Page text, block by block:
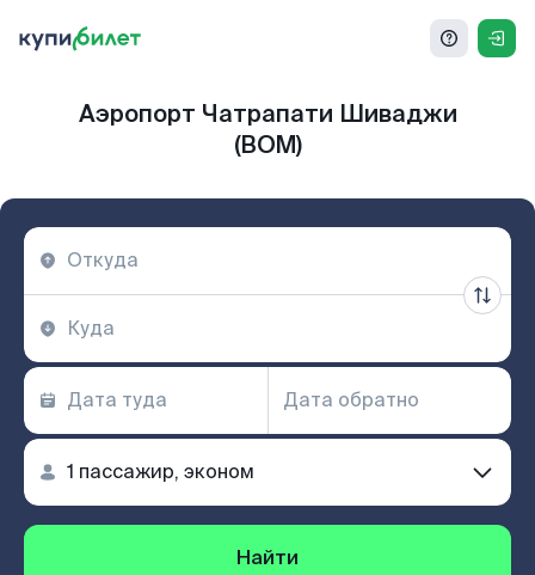
Аэропорт Чатрапати Шиваджи
(BOM)
Найти